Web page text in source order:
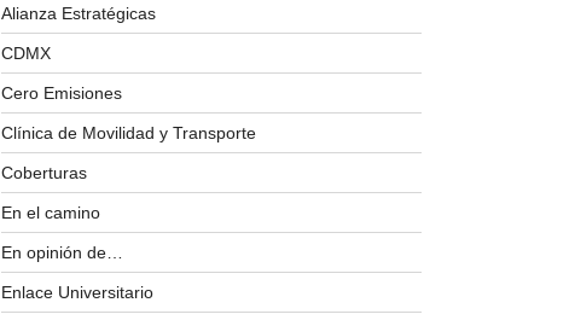
Alianza Estratégicas
CDMX
Cero Emisiones
Clínica de Movilidad y Transporte
Coberturas
En el camino
En opinión de…
Enlace Universitario